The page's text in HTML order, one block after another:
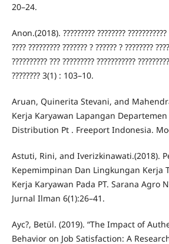
20–24.
Anon.(2018). ????????? ???????? ???????????
???? ????????? ??????? ? ?????? ? ????????
?????????? ??? ????????? ???????????
???????? 3(1) : 103–10.
Aruan, Quinerita Stevani, and
Kerja Karyawan Lapangan
Distribution Pt . Freeport Indonesia.
Astuti, Rini, and Iverizkinawati.(2018).
Kepemimpinan Dan Lingkungan Kerja
Kerja Karyawan Pada PT. Sarana Agro
Jurnal Ilman 6(1):26–41.
Ayc?, Betül. (2019). “The Impact of
Behavior on Job Satisfaction: A